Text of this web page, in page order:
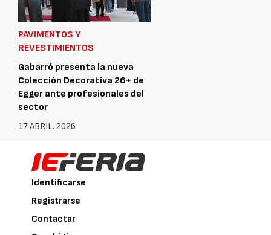
PAVIMENTOS Y
REVESTIMIENTOS
Gabarró presenta la nueva
Colección Decorativa 26+ de
Egger ante profesionales del
sector
17 ABRIL, 2026
Identificarse
Registrarse
Contactar